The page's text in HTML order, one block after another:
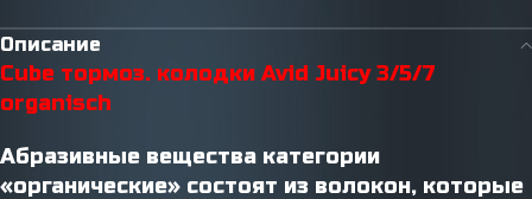
Описание
Cube тормоз. колодки Avid Juicy 3/5/7
organisch
Абразивные вещества категории
«органические» состоят из волокон, которые